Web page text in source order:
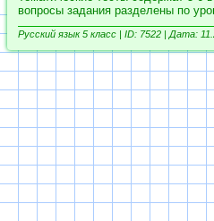
вопросы задания разделены по
Русский язык 5 класс | ID: 7522 | Дата: